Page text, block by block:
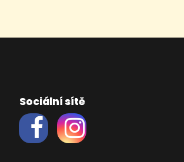
Sociální sítě